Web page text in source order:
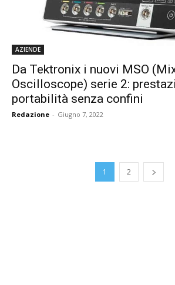
AZIENDE
Da Tektronix i nuovi MSO
Oscilloscope) serie 2:
portabilità senza confini
Redazione - Giugno 7, 2022
1 2